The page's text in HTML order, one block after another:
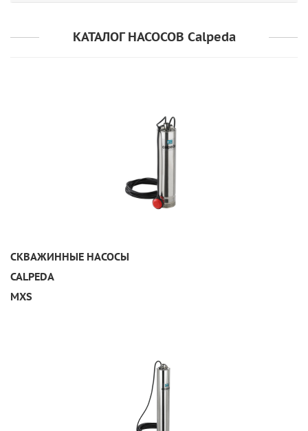
КАТАЛОГ НАСОСОВ Calpeda
СКВАЖИННЫЕ НАСОСЫ
CALPEDA
MXS